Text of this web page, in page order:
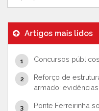
Artigos mais lidos
Concursos
Reforço de
armado:
Ponte Ferreirinha